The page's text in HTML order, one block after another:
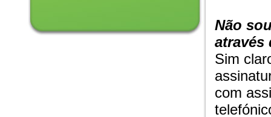
Não
através
Sim
com